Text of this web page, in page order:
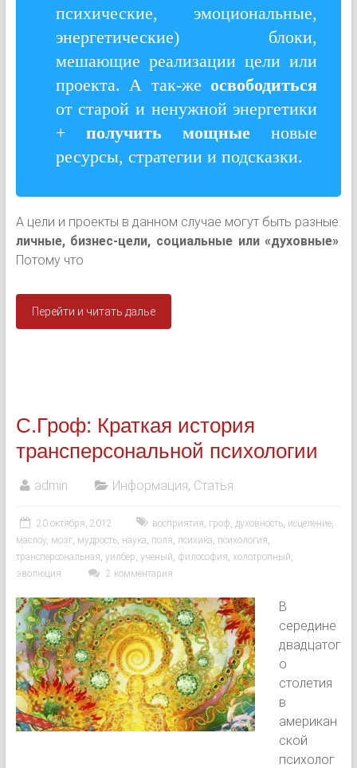
психические, эмоциональные,
энергетические) блоки,
мешающие реализации цели или
проекта. А так-жеосвободиться
от старой и ненужной энергетики
+ получить мощные новые
ресурсы, стратегии и подсказки.
А цели и проекты в данном случае могут быть разные:
личные, бизнес-цели, социальные или «духовные».
Потому что
Перейти и читать далье
С.Гроф: Краткая история
трансперсональной психологии
admin Информация, Статья
20 октября, 2012 восприятия, гроф, духовность, исцеление,
маслоу, мозг, мудрость, наука, поля, психика, психология,
трансперсональная, уилбер, учёный, философия, холотропный,
эволюция
2 комментария
В
середине
двадцатог
о
столетия
в
американ
ской
психолог